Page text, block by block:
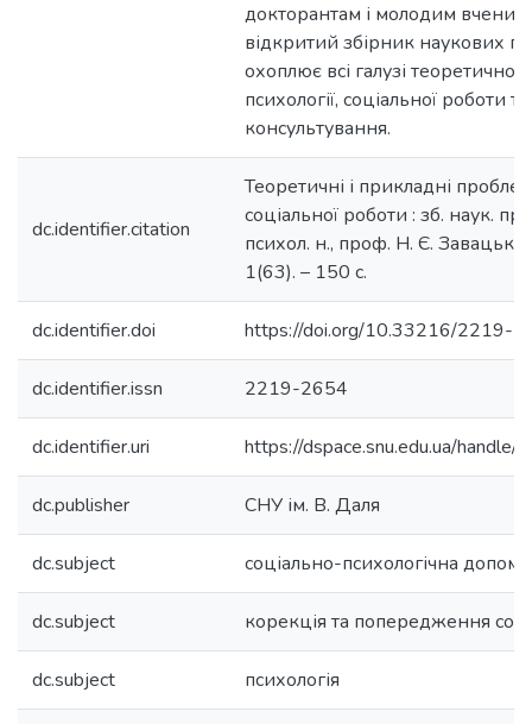
докторантам і молодим
відкритий збірник наукових
охоплює всі галузі теоретичної
психології, соціальної роботи та
консультування.
dc.identifier.citation
Теоретичні і прикладні
соціальної роботи : зб. наук.
психол. н., проф. Н. Є.
1(63). – 150 с.
dc.identifier.doi https://doi.org/10.33216/2219-
dc.identifier.issn 2219-2654
dc.identifier.uri https://dspace.snu.edu.ua/
dc.publisher СНУ ім. В. Даля
dc.subject соціально-психологічна
dc.subject корекція та попередження
dc.subject психологія